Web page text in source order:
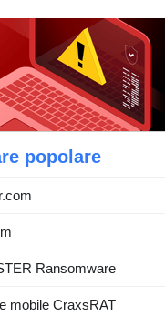
popolare
Ransomware
mobile CraxsRAT